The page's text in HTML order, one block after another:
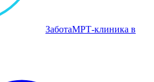
ЗаботаМРТ‑клиника в